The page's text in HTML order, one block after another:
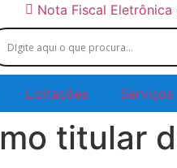
Nota Fiscal Eletrônica
Licitações Serviços
titular